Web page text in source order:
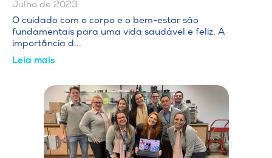
Julho de 2023
O cuidado com o corpo e o bem-estar são
fundamentais para uma vida saudável e feliz. A
importância d...
Leia mais